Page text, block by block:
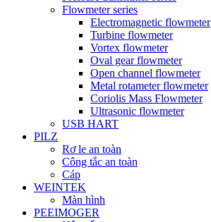
Flowmeter series
Electromagnetic flowmeter
Turbine flowmeter
Vortex flowmeter
Oval gear flowmeter
Open channel flowmeter
Metal rotameter flowmeter
Coriolis Mass Flowmeter
Ultrasonic flowmeter
USB HART
PILZ
Rơ le an toàn
Công tắc an toàn
Cáp
WEINTEK
Màn hình
PEEIMOGER